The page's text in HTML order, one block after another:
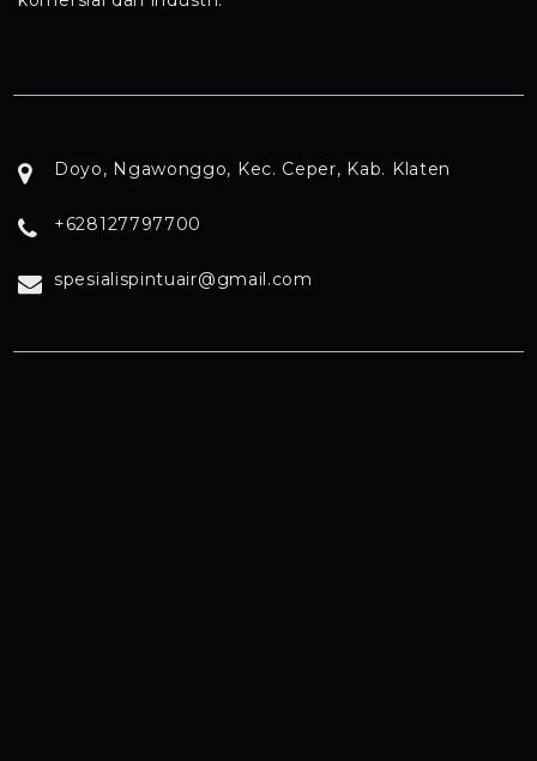
Doyo, Ngawonggo, Kec. Ceper, Kab. Klaten
+628127797700
spesialispintuair@gmail.com